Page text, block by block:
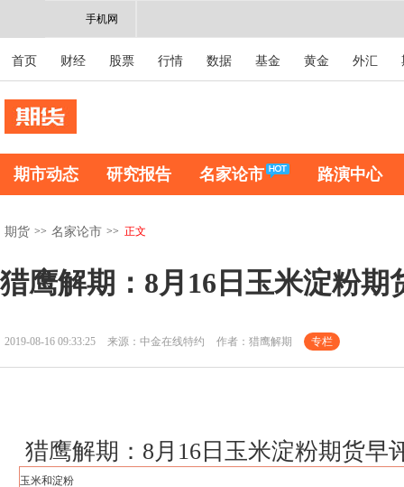
手机网
首页 财经 股票 行情 数据 基金 黄金 外汇
期市动态 研究报告 名家论市 路演中心
期货 >> 名家论市 >> 正文
猎鹰解期：8月16日玉米淀粉期
2019-08-16 09:33:25 来源：中金在线特约 作者：猎鹰解期 专栏
猎鹰解期：8月16日玉米淀粉期货早
玉米和淀粉